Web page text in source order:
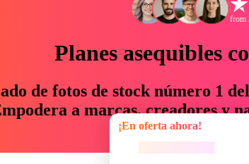
from
Planes asequibles
de fotos de stock número 1
a marcas, creadores y
un 76 % en
¡En oferta ahora!